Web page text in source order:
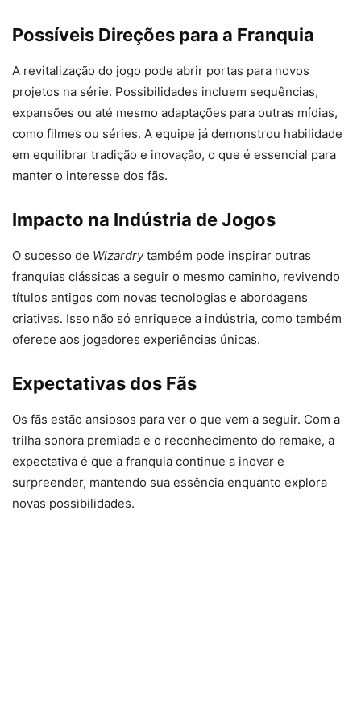
Possíveis Direções para a Franquia
A revitalização do jogo pode abrir portas para novos
projetos na série. Possibilidades incluem sequências,
expansões ou até mesmo adaptações para outras mídias,
como filmes ou séries. A equipe já demonstrou habilidade
em equilibrar tradição e inovação, o que é essencial para
manter o interesse dos fãs.
Impacto na Indústria de Jogos
O sucesso de Wizardrytambém pode inspirar outras
franquias clássicas a seguir o mesmo caminho, revivendo
títulos antigos com novas tecnologias e abordagens
criativas. Isso não só enriquece a indústria, como também
oferece aos jogadores experiências únicas.
Expectativas dos Fãs
Os fãs estão ansiosos para ver o que vem a seguir. Com a
trilha sonora premiada e o reconhecimento do remake, a
expectativa é que a franquia continue a inovar e
surpreender, mantendo sua essência enquanto explora
novas possibilidades.